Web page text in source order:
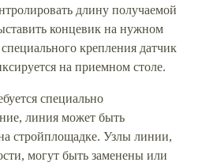
длину получаемой
концевик на нужном
крепления датчик
на приемном столе.
специально
линия может быть
стройплощадке. Узлы линии,
могут быть заменены или